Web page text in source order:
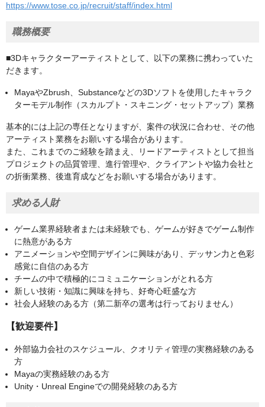
https://www.tose.co.jp/recruit/staff/index.html
職務概要
■3Dキャラクターアーティストとして、以下の業務に携わっていた
だきます。
MayaやZbrush、Substanceなどの3Dソフトを使用したキャラク
ターモデル制作（スカルプト・スキニング・セットアップ）業務
基本的には上記の専任となりますが、案件の状況に合わせ、その他
アーティスト業務をお願いする場合があります。
また、これまでのご経験を踏まえ、リードアーティストとして担当
プロジェクトの品質管理、進行管理や、クライアントや協力会社と
の折衝業務、後進育成などをお願いする場合があります。
求める人財
ゲーム業界経験者または未経験でも、ゲームが好きでゲーム制作
に熱意がある方
アニメーションや空間デザインに興味があり、デッサン力と色彩
感覚に自信のある方
チームの中で積極的にコミュニケーションがとれる方
新しい技術・知識に興味を持ち、好奇心旺盛な方
社会人経験のある方（第二新卒の選考は行っておりません）
【歓迎要件】
外部協力会社のスケジュール、クオリティ管理の実務経験のある
方
Mayaの実務経験のある方
Unity・Unreal Engineでの開発経験のある方